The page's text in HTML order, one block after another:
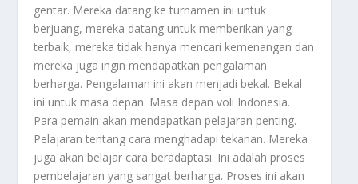
gentar. Mereka datang ke turnamen ini untuk
berjuang, mereka datang untuk memberikan yang
terbaik, mereka tidak hanya mencari kemenangan dan
mereka juga ingin mendapatkan pengalaman
berharga. Pengalaman ini akan menjadi bekal. Bekal
ini untuk masa depan. Masa depan voli Indonesia.
Para pemain akan mendapatkan pelajaran penting.
Pelajaran tentang cara menghadapi tekanan. Mereka
juga akan belajar cara beradaptasi. Ini adalah proses
pembelajaran yang sangat berharga. Proses ini akan